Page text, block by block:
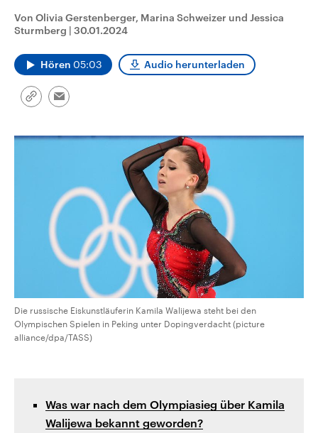
Wahl.
Audio-Archiv
Von Olivia Gerstenberger, Marina Schweizer und Jessica
Sturmberg | 30.01.2024
Hören 05:03 Audio herunterladen
Link
Email
Die russische Eiskunstläuferin Kamila Walijewa steht bei den
Olympischen Spielen in Peking unter Dopingverdacht (picture
alliance/dpa/TASS)
Was war nach dem Olympiasieg über Kamila
Walijewa bekannt geworden?